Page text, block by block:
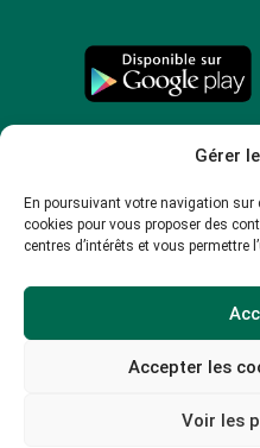
Gérer
En poursuivant votre navigation sur
cookies pour vous proposer des
centres d’intérêts et vous permettre
Accepter les
Voir les
Politique